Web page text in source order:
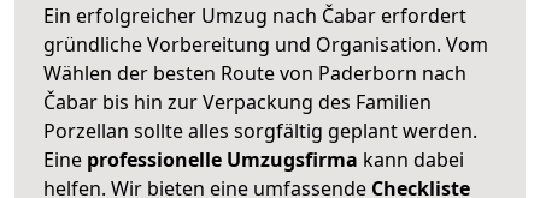
Ein erfolgreicher Umzug nach Čabar erfordert
gründliche Vorbereitung und Organisation. Vom
Wählen der besten Route von Paderborn nach
Čabar bis hin zur Verpackung des Familien
Porzellan sollte alles sorgfältig geplant werden.
Eine professionelle Umzugsfirma kann dabei
helfen. Wir bieten eine umfassende Checkliste